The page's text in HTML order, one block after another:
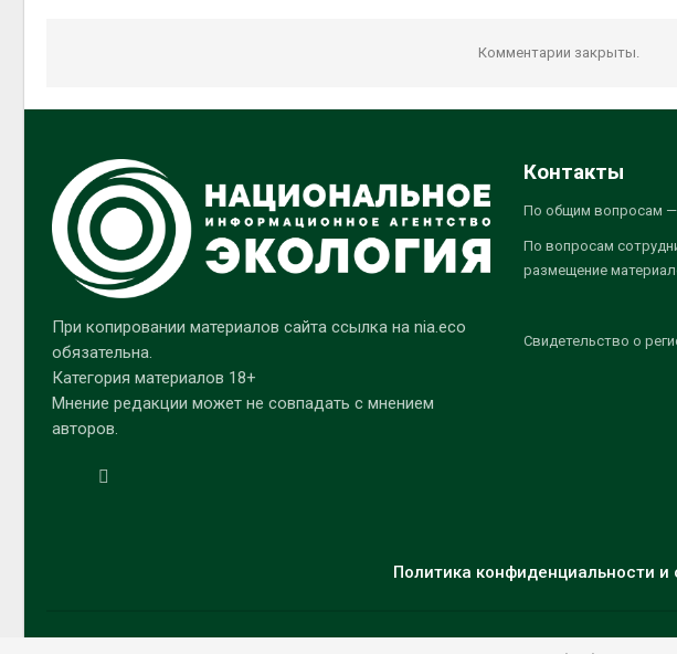
Комментарии закрыты.
При копировании материалов сайта ссылка на nia.eco
обязательна.
Категория материалов 18+
Мнение редакции может не совпадать с мнением
авторов.
Контакты
По общим вопросам
По вопросам
размещение
Свидетельство о
Политика конфиденциальности и